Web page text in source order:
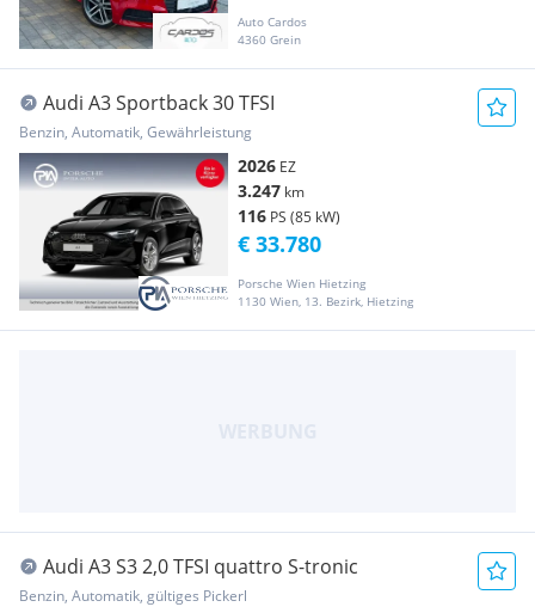
Auto Cardos
4360 Grein
Audi A3 Sportback 30 TFSI
Benzin, Automatik, Gewährleistung
2026 EZ
3.247 km
116 PS (85 kW)
Porsche Wien Hietzing
1130 Wien, 13. Bezirk, Hietzing
€ 33.780
Audi A3 S3 2,0 TFSI quattro S-tronic
Benzin, Automatik, gültiges Pickerl